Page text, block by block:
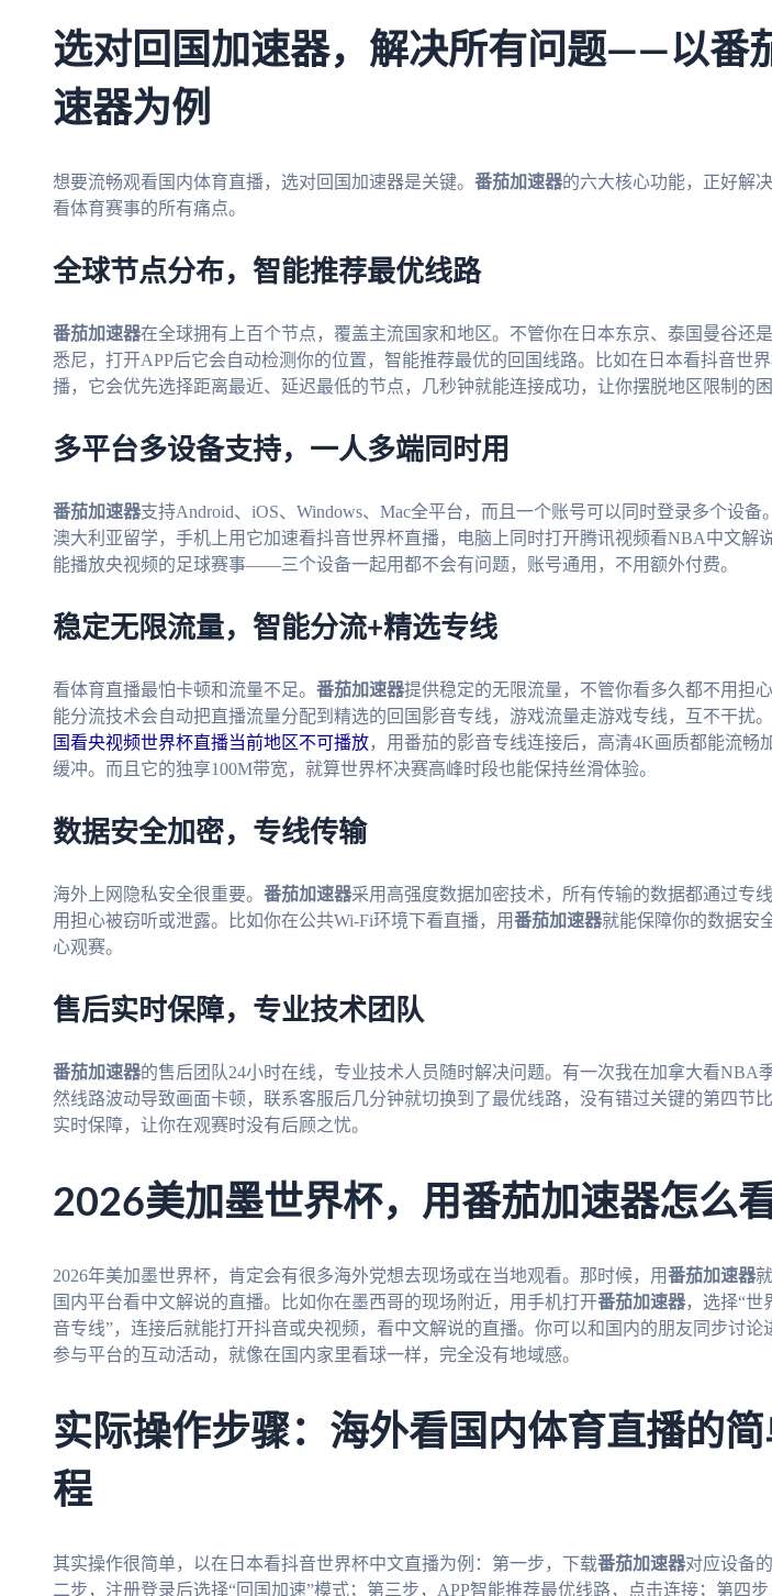
选对回国加速器，解决所有问题——以番
速器为例
想要流畅观看国内体育直播，选对回国加速器是关键。 番茄加速器的六大核心功能，正好解
看体育赛事的所有痛点。
全球节点分布，智能推荐最优线路
番茄加速器在全球拥有上百个节点，覆盖主流国家和地区。不管你在日本东京、泰国曼谷还
悉尼，打开APP后它会自动检测你的位置，智能推荐最优的回国线路。比如在日本看抖音世
播，它会优先选择距离最近、延迟最低的节点，几秒钟就能连接成功，让你摆脱地区限制的困
多平台多设备支持，一人多端同时用
番茄加速器支持Android、iOS、Windows、Mac全平台，而且一个账号可以同时登录多个设备
澳大利亚留学，手机上用它加速看抖音世界杯直播，电脑上同时打开腾讯视频看NBA中文解
能播放央视频的足球赛事——三个设备一起用都不会有问题，账号通用，不用额外付费。
稳定无限流量，智能分流+精选专线
看体育直播最怕卡顿和流量不足。 番茄加速器提供稳定的无限流量，不管你看多久都不用担
能分流技术会自动把直播流量分配到精选的回国影音专线，游戏流量走游戏专线，互不干扰
国看央视频世界杯直播当前地区不可播放，用番茄的影音专线连接后，高清4K画质都能流畅
缓冲。而且它的独享100M带宽，就算世界杯决赛高峰时段也能保持丝滑体验。
数据安全加密，专线传输
海外上网隐私安全很重要。 番茄加速器采用高强度数据加密技术，所有传输的数据都通过专
用担心被窃听或泄露。比如你在公共Wi-Fi环境下看直播，用番茄加速器就能保障你的数据安
心观赛。
售后实时保障，专业技术团队
番茄加速器的售后团队24小时在线，专业技术人员随时解决问题。有一次我在加拿大看NBA
然线路波动导致画面卡顿，联系客服后几分钟就切换到了最优线路，没有错过关键的第四节
实时保障，让你在观赛时没有后顾之忧。
2026美加墨世界杯，用番茄加速器怎么看
2026年美加墨世界杯，肯定会有很多海外党想去现场或在当地观看。那时候，用番茄加速器
国内平台看中文解说的直播。比如你在墨西哥的现场附近，用手机打开番茄加速器，选择“世
音专线”，连接后就能打开抖音或央视频，看中文解说的直播。你可以和国内的朋友同步讨论
参与平台的互动活动，就像在国内家里看球一样，完全没有地域感。
实际操作步骤：海外看国内体育直播的
程
其实操作很简单，以在日本看抖音世界杯中文直播为例：第一步，下载番茄加速器对应设备
二步，注册登录后选择“回国加速”模式；第三步，APP智能推荐最优线路，点击连接；第四